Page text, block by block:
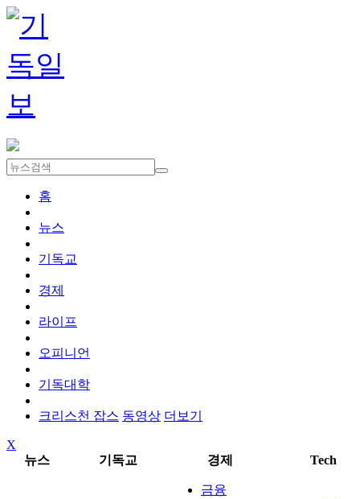
홈
뉴스
기독교
경제
라이프
오피니언
기독대학
크리스천 잡스 동영상 더보기
X
뉴스
기독교 경제 Tech
금융